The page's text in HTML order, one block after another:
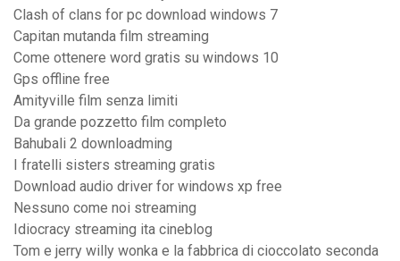
Clash of clans for pc download windows 7
Capitan mutanda film streaming
Come ottenere word gratis su windows 10
Gps offline free
Amityville film senza limiti
Da grande pozzetto film completo
Bahubali 2 downloadming
I fratelli sisters streaming gratis
Download audio driver for windows xp free
Nessuno come noi streaming
Idiocracy streaming ita cineblog
Tom e jerry willy wonka e la fabbrica di cioccolato seconda